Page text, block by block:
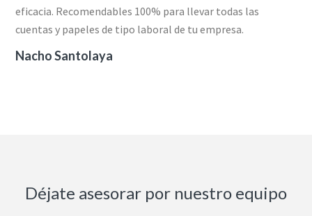
eficacia. Recomendables 100% para llevar todas las
cuentas y papeles de tipo laboral de tu empresa.
Nacho Santolaya
Déjate asesorar por nuestro equipo